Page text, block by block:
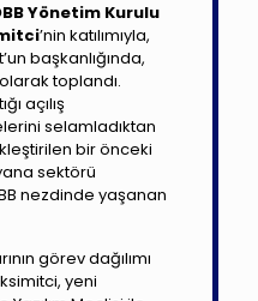
Yönetim Kurulu
’nin katılımıyla,
başkanlığında,
toplandı.​
açılış
selamladıktan
bir önceki
sektörü
nezdinde yaşanan
görev dağılımı
yeni